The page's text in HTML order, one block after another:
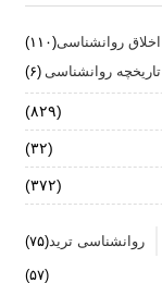
قدرت می‌آورد
روان‌شناسی
اخلاق روانشناسی(۱۱۰)
تاریخچه روانشناسی (۶)
(۸۲۹)
(۳۲)
(۳۷۲)
روانشناسی ترید(۷۵)
(۵۷)